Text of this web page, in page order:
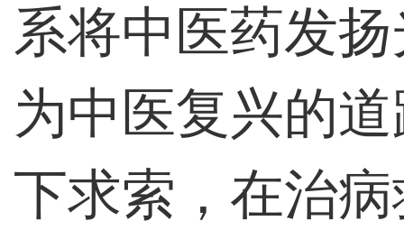
系将中医药发
为中医复兴的
下求索，在治